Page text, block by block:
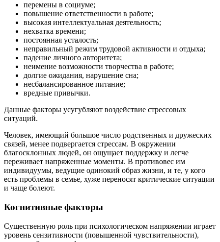
перемены в социуме;
повышение ответственности в работе;
высокая интеллектуальная деятельность;
нехватка времени;
постоянная усталость;
неправильный режим трудовой активности и отдыха;
падение личного авторитета;
неимение возможности творчества в работе;
долгие ожидания, нарушение сна;
несбалансированное питание;
вредные привычки.
Данные факторы усугубляют воздействие стрессовых
ситуаций.
Человек, имеющий большое число родственных и дружеских
связей, менее подвергается стрессам. В окружении
благосклонных людей, он ощущает поддержку и легче
переживает напряженные моменты. В противовес им
индивидуумы, ведущие одинокий образ жизни, и те, у кого
есть проблемы в семье, хуже переносят критические ситуации
и чаще болеют.
Когнитивные факторы
Существенную роль при психологическом напряжении играет
уровень сензитивности (повышенной чувствительности),